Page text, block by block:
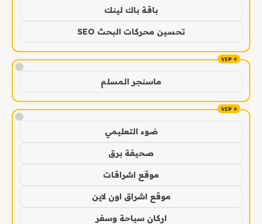
باقة باك لينك
تحسين محركات البحث SEO
!
ماسنجر المسلم
!
ضوء التعليمي
صحيفة برق
موقع اشراقات
موقع اشراق اون لاين
اركان سياحة وسفر